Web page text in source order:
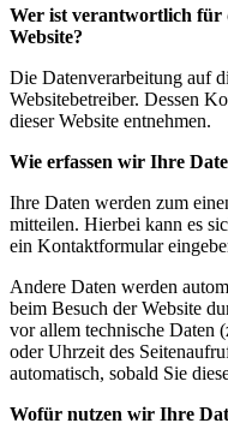
Wer ist verantwortlich für
Website?
Die Datenverarbeitung auf
Websitebetreiber. Dessen
dieser Website entnehmen.
Wie erfassen wir Ihre
Ihre Daten werden zum
mitteilen. Hierbei kann es
ein Kontaktformular
Andere Daten werden
beim Besuch der Website
vor allem technische Daten
oder Uhrzeit des
automatisch, sobald Sie
Wofür nutzen wir Ihre